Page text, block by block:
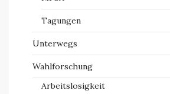
Tagungen
Unterwegs
Wahlforschung
Arbeitslosigkeit